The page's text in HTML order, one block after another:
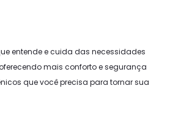
entende e cuida das necessidades
mais conforto e segurança
que você precisa para tornar sua